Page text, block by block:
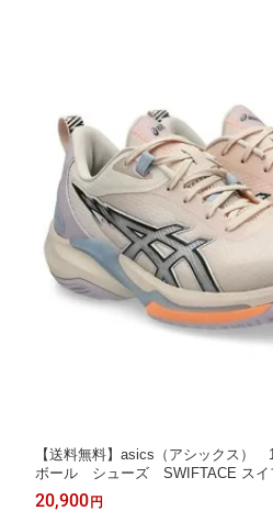
【送料無料】asics（アシックス）
ボール シューズ SWIFTACE スイ
20,900円